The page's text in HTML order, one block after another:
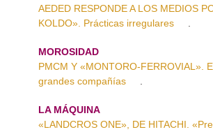
AEDED RESPONDE A LOS MEDIOS
KOLDO». Prácticas irregulares
MOROSIDAD
PMCM Y «MONTORO-FERROVIAL».
grandes compañías
LA MÁQUINA
«LANDCROS ONE», DE HITACHI.